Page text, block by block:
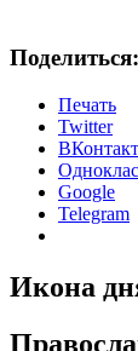
Поделиться:
Печать
Twitter
Google
Telegram
Икона